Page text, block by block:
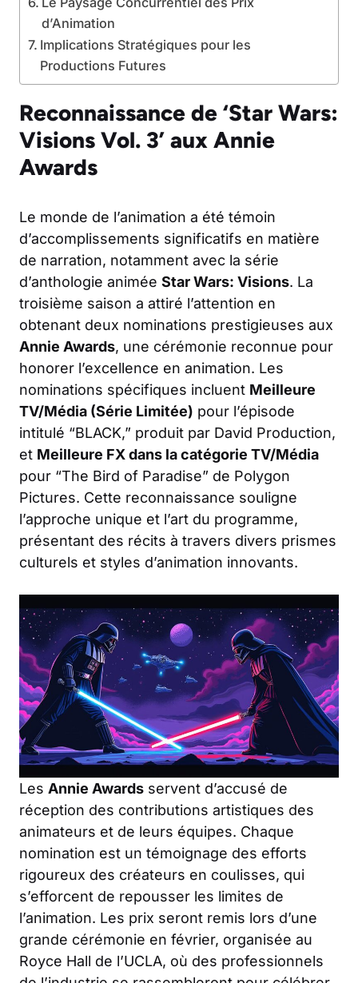
d’Animation
Implications Stratégiques pour les
Productions Futures
Reconnaissance de ‘Star Wars:
Visions Vol. 3’ aux Annie
Awards
Le monde de l’animation a été témoin
d’accomplissements significatifs en matière
de narration, notamment avec la série
d’anthologie animée Star Wars: Visions. La
troisième saison a attiré l’attention en
obtenant deux nominations prestigieuses aux
Annie Awards, une cérémonie reconnue pour
honorer l’excellence en animation. Les
nominations spécifiques incluent Meilleure
TV/Média (Série Limitée) pour l’épisode
intitulé “BLACK,” produit par David Production,
et Meilleure FX dans la catégorie TV/Média
pour “The Bird of Paradise” de Polygon
Pictures. Cette reconnaissance souligne
l’approche unique et l’art du programme,
présentant des récits à travers divers prismes
culturels et styles d’animation innovants.
Les Annie Awards servent d’accusé de
réception des contributions artistiques des
animateurs et de leurs équipes. Chaque
nomination est un témoignage des efforts
rigoureux des créateurs en coulisses, qui
s’efforcent de repousser les limites de
l’animation. Les prix seront remis lors d’une
grande cérémonie en février, organisée au
Royce Hall de l’UCLA, où des professionnels